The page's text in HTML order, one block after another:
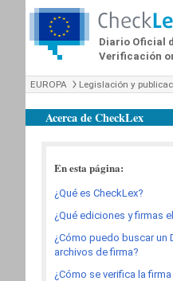
Diario Oficial
Verificación
EUROPA Legislación y
Acerca de CheckLex
En esta página:
¿Qué es CheckLex?
¿Qué ediciones y firmas
¿Cómo puedo buscar un
archivos de firma?
¿Cómo se verifica la